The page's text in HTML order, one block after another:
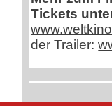
Tickets
der Trailer: